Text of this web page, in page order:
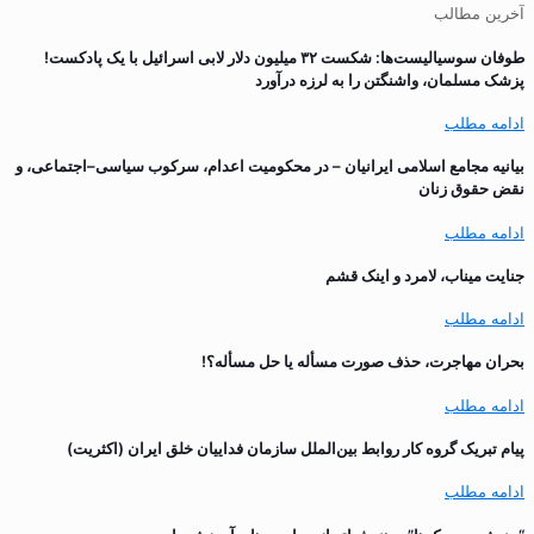
آخرین مطالب
طوفان سوسیالیست‌ها: شکست ۳۲ میلیون دلار لابی اسرائیل با یک پادکست!
پزشک مسلمان، واشنگتن را به لرزه درآورد
ادامه مطلب
بیانیه مجامع اسلامی ایرانیان – در محکومیت اعدام، سرکوب سیاسی–اجتماعی، و
نقض حقوق زنان
ادامه مطلب
جنایت میناب، لامرد و اینک قشم
ادامه مطلب
بحران مهاجرت‌، حذف صورت مسأله یا حل مسأله؟!
ادامه مطلب
پیام تبریک گروه کار روابط بین‌الملل سازمان فداییان خلق ایران (اکثریت)
ادامه مطلب